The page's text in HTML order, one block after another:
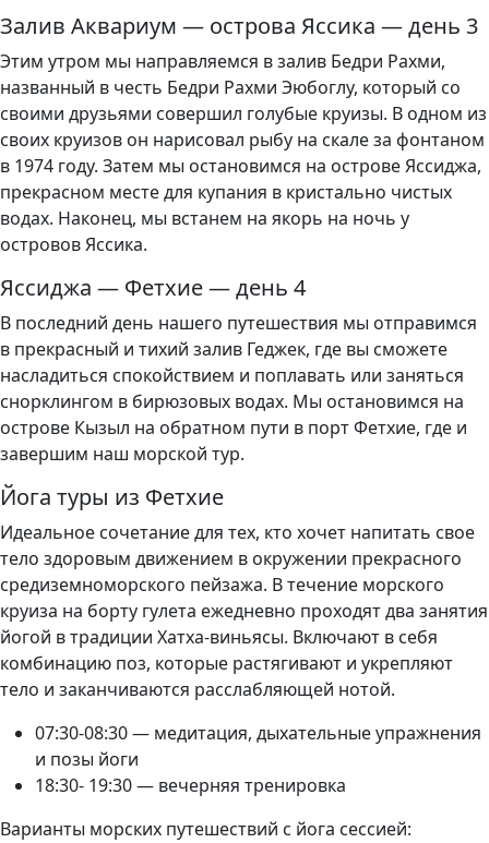
Залив Аквариум — острова Яссика — день 3
Этим утром мы направляемся в залив Бедри Рахми,
названный в честь Бедри Рахми Эюбоглу, который со
своими друзьями совершил голубые круизы. В одном из
своих круизов он нарисовал рыбу на скале за фонтаном
в 1974 году. Затем мы остановимся на острове Яссиджа,
прекрасном месте для купания в кристально чистых
водах. Наконец, мы встанем на якорь на ночь у
островов Яссика.
Яссиджа — Фетхие — день 4
В последний день нашего путешествия мы отправимся
в прекрасный и тихий залив Геджек, где вы сможете
насладиться спокойствием и поплавать или заняться
снорклингом в бирюзовых водах. Мы остановимся на
острове Кызыл на обратном пути в порт Фетхие, где и
завершим наш морской тур.
Йога туры из Фетхие
Идеальное сочетание для тех, кто хочет напитать свое
тело здоровым движением в окружении прекрасного
средиземноморского пейзажа. В течение морского
круиза на борту гулета ежедневно проходят два занятия
йогой в традиции Хатха-виньясы. Включают в себя
комбинацию поз, которые растягивают и укрепляют
тело и заканчиваются расслабляющей нотой.
07:30-08:30 — медитация, дыхательные упражнения
и позы йоги
18:30- 19:30 — вечерняя тренировка
Варианты морских путешествий с йога сессией: